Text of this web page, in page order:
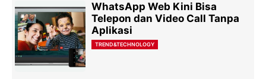
WhatsApp Web Kini Bisa
Telepon dan Video Call Tanpa
Aplikasi
TREND&TECHNOLOGY